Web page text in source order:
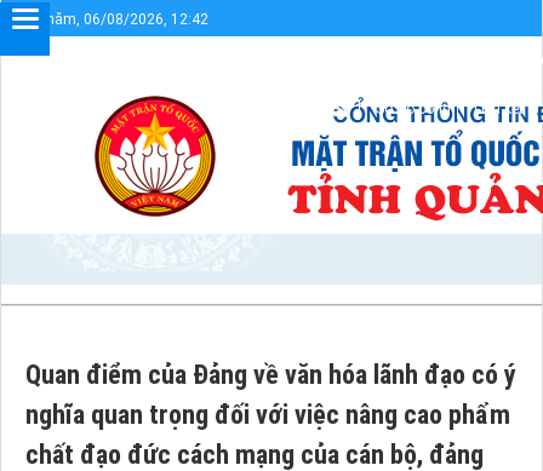
Thứ năm, 06/08/2026, 12:42
mừng bạn đến với Cổng thông tin điện tử UBMTTQVN tỉnh
Sơ đồ cổng Liên kết
Quan điểm của Đảng về văn hóa lãnh đạo có ý
nghĩa quan trọng đối với việc nâng cao phẩm
chất đạo đức cách mạng của cán bộ, đảng